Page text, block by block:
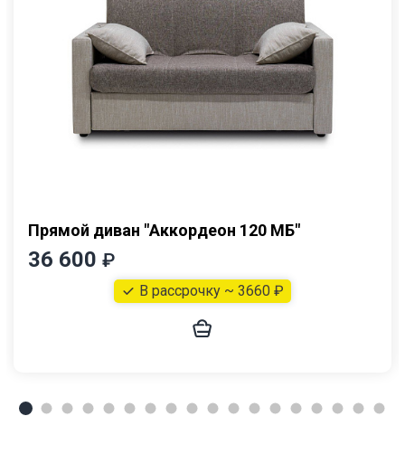
Прямой диван "Аккордеон 120 МБ"
36 600 ₽
В рассрочку ~ 3660 ₽